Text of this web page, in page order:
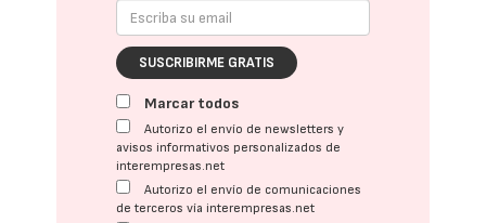
SUSCRIBIRME GRATIS
Marcar todos
Autorizo el envío de newsletters y
avisos informativos personalizados de
interempresas.net
Autorizo el envío de comunicaciones
de terceros vía interempresas.net